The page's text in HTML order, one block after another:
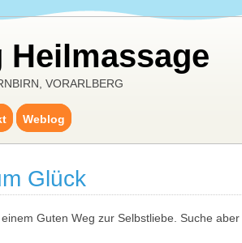
Heilmassage
VORARLBERG
Weblog
Glück
Guten Weg zur Selbstliebe. Suche